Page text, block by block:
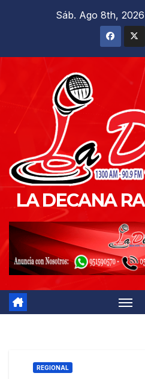
Sáb. Ago 8th, 2026
LA DECANA
REGIONAL